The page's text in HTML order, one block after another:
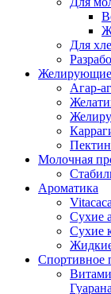
Для
Агар-
Пектин
Молочная
Ароматика
Сухие
Сухие
Спортивное